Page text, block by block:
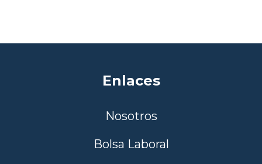
Enlaces
Nosotros
Bolsa Laboral